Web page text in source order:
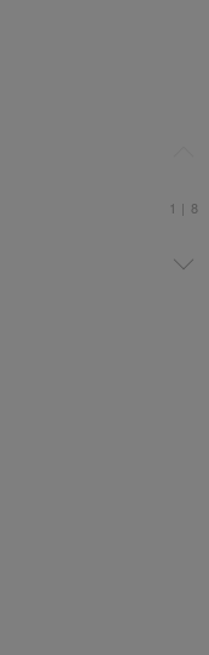
1 | 8